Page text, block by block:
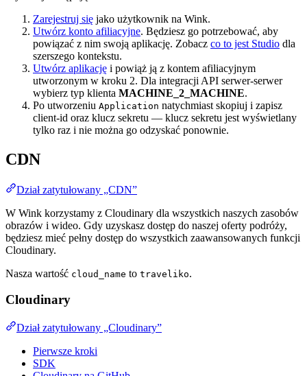
Zarejestruj się jako użytkownik na Wink.
Utwórz konto afiliacyjne. Będziesz go potrzebować, aby
powiązać z nim swoją aplikację. Zobacz co to jest Studio dla
szerszego kontekstu.
Utwórz aplikację i powiąż ją z kontem afiliacyjnym
utworzonym w kroku 2. Dla integracji API serwer-serwer
wybierz typ klienta MACHINE_2_MACHINE.
Po utworzeniu Application natychmiast skopiuj i zapisz
client-id oraz klucz sekretu — klucz sekretu jest wyświetlany
tylko raz i nie można go odzyskać ponownie.
CDN
Dział zatytułowany „CDN”
W Wink korzystamy z Cloudinary dla wszystkich naszych zasobów
obrazów i wideo. Gdy uzyskasz dostęp do naszej oferty podróży,
będziesz mieć pełny dostęp do wszystkich zaawansowanych funkcji
Cloudinary.
Nasza wartość cloud_name to traveliko.
Cloudinary
Dział zatytułowany „Cloudinary”
Pierwsze kroki
SDK